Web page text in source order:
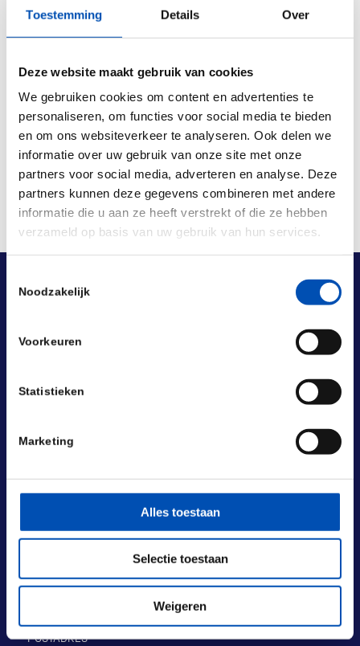
Toestemming Details Over
Deze website maakt gebruik van cookies
We gebruiken cookies om content en advertenties te
personaliseren, om functies voor social media te bieden
en om ons websiteverkeer te analyseren. Ook delen we
informatie over uw gebruik van onze site met onze
partners voor social media, adverteren en analyse. Deze
partners kunnen deze gegevens combineren met andere
informatie die u aan ze heeft verstrekt of die ze hebben
verzameld op basis van uw gebruik van hun services.
Noodzakelijk
Voorkeuren
Statistieken
Marketing
Alles toestaan
Selectie toestaan
Weigeren
Deel dit stuk
Laan van Nieuw Oost-Indië 131-133
POSTADRES